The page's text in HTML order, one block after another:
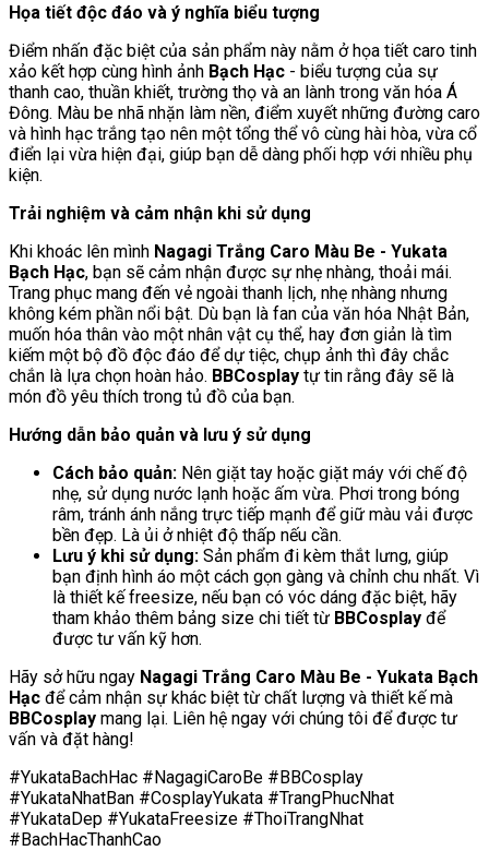
Họa tiết độc đáo và ý nghĩa biểu tượng
Điểm nhấn đặc biệt của sản phẩm này nằm ở họa tiết caro tinh
xảo kết hợp cùng hình ảnh Bạch Hạc - biểu tượng của sự
thanh cao, thuần khiết, trường thọ và an lành trong văn hóa Á
Đông. Màu be nhã nhặn làm nền, điểm xuyết những đường caro
và hình hạc trắng tạo nên một tổng thể vô cùng hài hòa, vừa cổ
điển lại vừa hiện đại, giúp bạn dễ dàng phối hợp với nhiều phụ
kiện.
Trải nghiệm và cảm nhận khi sử dụng
Khi khoác lên mình Nagagi Trắng Caro Màu Be - Yukata
Bạch Hạc, bạn sẽ cảm nhận được sự nhẹ nhàng, thoải mái.
Trang phục mang đến vẻ ngoài thanh lịch, nhẹ nhàng nhưng
không kém phần nổi bật. Dù bạn là fan của văn hóa Nhật Bản,
muốn hóa thân vào một nhân vật cụ thể, hay đơn giản là tìm
kiếm một bộ đồ độc đáo để dự tiệc, chụp ảnh thì đây chắc
chắn là lựa chọn hoàn hảo. BBCosplay tự tin rằng đây sẽ là
món đồ yêu thích trong tủ đồ của bạn.
Hướng dẫn bảo quản và lưu ý sử dụng
Cách bảo quản: Nên giặt tay hoặc giặt máy với chế độ
nhẹ, sử dụng nước lạnh hoặc ấm vừa. Phơi trong bóng
râm, tránh ánh nắng trực tiếp mạnh để giữ màu vải được
bền đẹp. Là ủi ở nhiệt độ thấp nếu cần.
Lưu ý khi sử dụng: Sản phẩm đi kèm thắt lưng, giúp
bạn định hình áo một cách gọn gàng và chỉnh chu nhất. Vì
là thiết kế freesize, nếu bạn có vóc dáng đặc biệt, hãy
tham khảo thêm bảng size chi tiết từ BBCosplay để
được tư vấn kỹ hơn.
Hãy sở hữu ngay Nagagi Trắng Caro Màu Be - Yukata Bạch
Hạc để cảm nhận sự khác biệt từ chất lượng và thiết kế mà
BBCosplay mang lại. Liên hệ ngay với chúng tôi để được tư
vấn và đặt hàng!
#YukataBachHac #NagagiCaroBe #BBCosplay
#YukataNhatBan #CosplayYukata #TrangPhucNhat
#YukataDep #YukataFreesize #ThoiTrangNhat
#BachHacThanhCao